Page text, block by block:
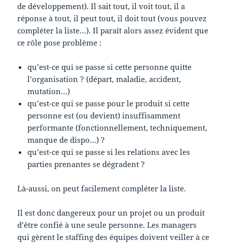
de développement). Il sait tout, il voit tout, il a
réponse à tout, il peut tout, il doit tout (vous pouvez
compléter la liste…). Il paraît alors assez évident que
ce rôle pose problème :
qu’est-ce qui se passe si cette personne quitte
l’organisation ? (départ, maladie, accident,
mutation…)
qu’est-ce qui se passe pour le produit si cette
personne est (ou devient) insuffisamment
performante (fonctionnellement, techniquement,
manque de dispo…) ?
qu’est-ce qui se passe si les relations avec les
parties prenantes se dégradent ?
Là-aussi, on peut facilement compléter la liste.
Il est donc dangereux pour un projet ou un produit
d’être confié à une seule personne. Les managers
qui gèrent le staffing des équipes doivent veiller à ce